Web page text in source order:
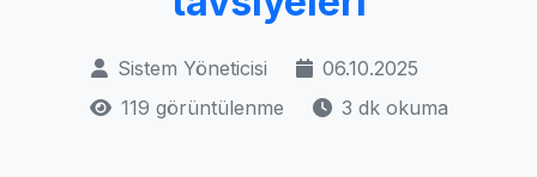
Sistem Yöneticisi
06.10.2025
119 görüntülenme
3 dk okuma